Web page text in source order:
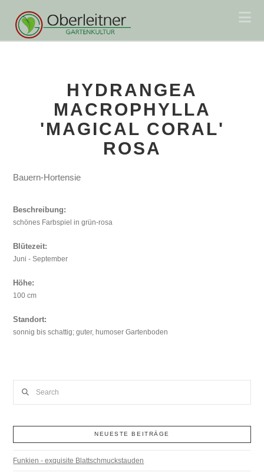
HYDRANGEA
MACROPHYLLA
'MAGICAL CORAL'
ROSA
Bauern-Hortensie
Beschreibung:
schönes Farbspiel in grün-rosa
Blütezeit:
Juni - September
Höhe:
100 cm
Standort:
sonnig bis schattig; guter, humoser Gartenboden
NEUESTE BEITRÄGE
Funkien - exquisite Blattschmuckstauden